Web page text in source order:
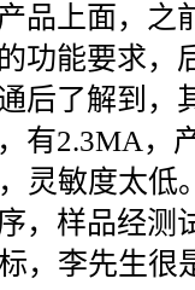
品上面，之
功能要求，
后了解到，
有2.3MA，
灵敏度太低
，样品经测
，李先生很